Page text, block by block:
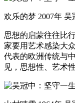
欢乐的梦 2007年
思想的启蒙往往比
家要用艺术感染大
代表的欧洲传统与
见，思想性、艺术